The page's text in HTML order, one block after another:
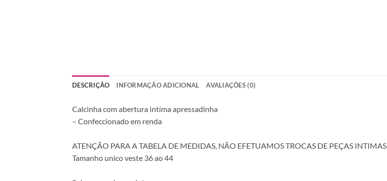
DESCRIÇÃO INFORMAÇÃO ADICIONAL AVALIAÇÕES (0)
Calcinha com abertura intíma apressadinha
– Confeccionado em renda
ATENÇÃO PARA A TABELA DE MEDIDAS, NÃO EFETUAMOS TROCAS DE PEÇAS INTIMAS.
Tamanho unico veste 36 ao 44